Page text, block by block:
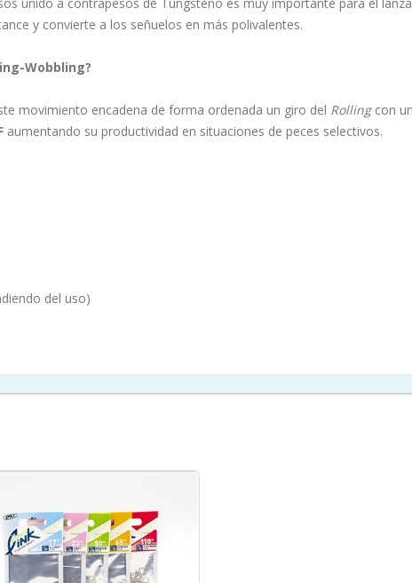
y convierte a los señuelos en más polivalentes.
Wobbling?
movimiento encadena de forma ordenada un giro del Rolling con
aumentando su productividad en situaciones de peces selectivos.
del uso)